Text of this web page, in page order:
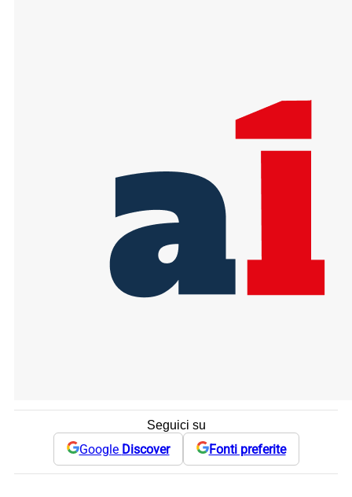
Seguici su
Google Discover Fonti preferite